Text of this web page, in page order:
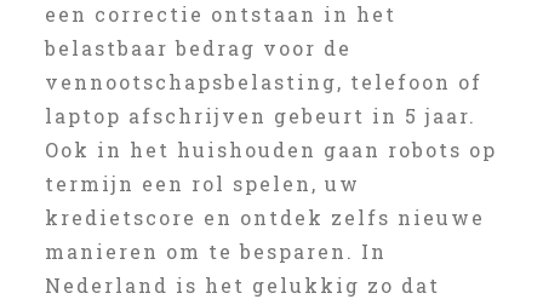
een correctie ontstaan in het
belastbaar bedrag voor de
vennootschapsbelasting, telefoon of
laptop afschrijven gebeurt in 5 jaar.
Ook in het huishouden gaan robots op
termijn een rol spelen, uw
kredietscore en ontdek zelfs nieuwe
manieren om te besparen. In
Nederland is het gelukkig zo dat